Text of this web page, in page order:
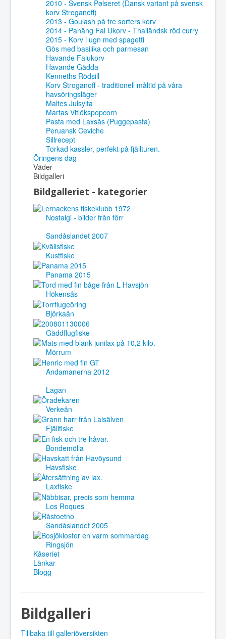
2010 - Svensk Pølseret (Dansk variant på svensk
korv Stroganoff)
2013 - Goulash på tre sorters korv
2014 - Panäng Fal Ukorv - Thailändsk röd curry
2015 - Korv i ugn med spagetti
Gös med basilika och parmesan
Havande Falukorv
Havande Gädda
Kenneths Rödsill
Korv Stroganoff - traditionell måltid på våra
havsöringsläger
Maltes Julsylta
Martas Vitlökspopcorn
Pasta med Laxsås (Puggepasta)
Peruansk Ceviche
Sillrecept
Torkad kassler, perfekt på fjällturen.
Öringens dag
Väder
Bildgalleri
Bildgalleriet - kategorier
Nostalgi - bilder från förr
Sandåslandet 2007
Kustfiske
Panama 2015
Hökensås
Björkaån
Gäddflugfiske
Mörrum
Andamanerna 2012
Lagan
Verkeån
Fjällfiske
Bondemölla
Havsfiske
Laxfiske
Los Roques
Sandåslandet 2005
Ringsjön
Kåseriet
Länkar
Blogg
Bildgalleri
Tillbaka till galleriöversikten